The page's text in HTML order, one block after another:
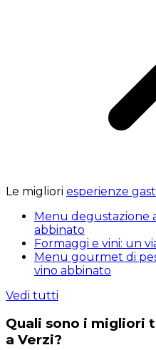
Le migliori esperienze
Menu degustazione
abbinato
Formaggi e vini: un
Menu gourmet di
vino abbinato
Vedi tutti
Quali sono i migliori
a Verzi?